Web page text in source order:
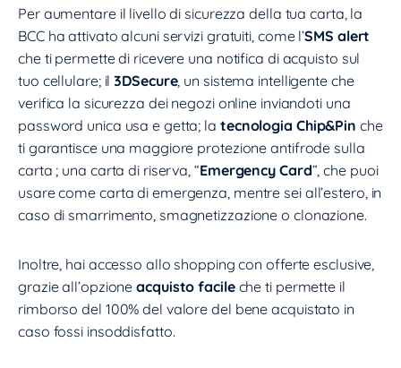
Per aumentare il livello di sicurezza della tua carta, la
BCC ha attivato alcuni servizi gratuiti, come l’SMS alert
che ti permette di ricevere una notifica di acquisto sul
tuo cellulare; il3DSecure, un sistema intelligente che
verifica la sicurezza dei negozi online inviandoti una
password unica usa e getta; la tecnologia Chip&Pin che
ti garantisce una maggiore protezione antifrode sulla
carta ; una carta di riserva, “Emergency Card”, che puoi
usare come carta di emergenza, mentre sei all’estero, in
caso di smarrimento, smagnetizzazione o clonazione.
Inoltre, hai accesso allo shopping con offerte esclusive,
grazie all’opzioneacquisto facile che ti permette il
rimborso del 100% del valore del bene acquistato in
caso fossi insoddisfatto.